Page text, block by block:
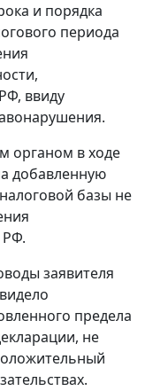
и порядка
периода
ввиду
органом в ходе
добавленную
базы не
заявителя
предела
не